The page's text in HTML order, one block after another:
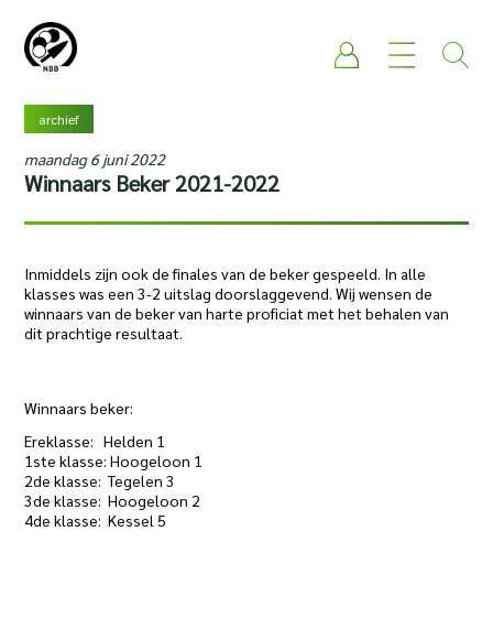
archief
maandag 6 juni 2022
Winnaars Beker 2021-2022
Inmiddels zijn ook de finales van de beker gespeeld. In alle
klasses was een 3-2 uitslag doorslaggevend. Wij wensen de
winnaars van de beker van harte proficiat met het behalen van
dit prachtige resultaat.
Winnaars beker:
Ereklasse: Helden 1
1ste klasse: Hoogeloon 1
2de klasse: Tegelen 3
3de klasse: Hoogeloon 2
4de klasse: Kessel 5